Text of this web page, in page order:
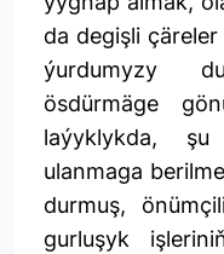
da degişli
ýurdumyzy
ösdürmäge
laýyklykda,
ulanmaga
durmuş,
gurluşyk